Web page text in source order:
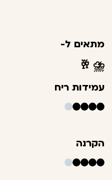
מתאים ל-
⛈️
🥂
עמידות ריח
הקרנה